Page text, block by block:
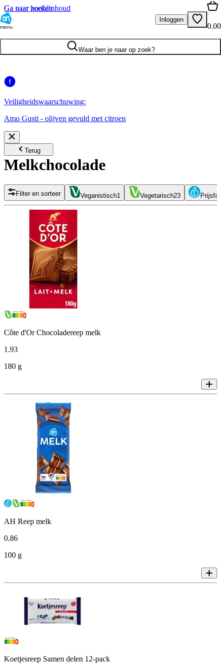
Ga naar hoofdinhoud
Ga naar zoeken
menu
Inloggen
0.00
Waar ben je naar op zoek?
Veiligheidswaarschuwing:
Amo Gusti - olijven gevuld met citroen
Terug
Melkchocolade
Filter en sorteer Veganistisch1 Vegetarisch23
Côte d'Or Chocoladereep melk
1.93
180 g
AH Reep melk
0.86
100 g
Koetjesreep Samen delen 12-pack